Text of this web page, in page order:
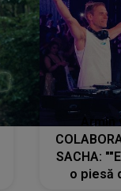
SACHA:
o piesă